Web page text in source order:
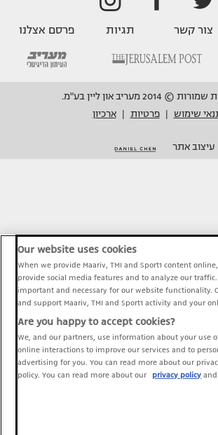
צור קשר תגיות פרסם אצלנו
2014 מעריב און ליין בע"מ.
שימוש
פרטיות ארכיון
עיצוב אתר
Our website uses cookies
When we provide Maariv, TMI and Sport1 content
provide social media features and to analyze our traffic.
important and necessary for our website functionality.
and support Maariv, TMI and Sport1 activity and your
Are you happy to accept cookies?
We, and our partners, use information about your use
online interactions to improve our services and to
advertising for you. You can read more about our
policy. You can read more about our
privacy policy and